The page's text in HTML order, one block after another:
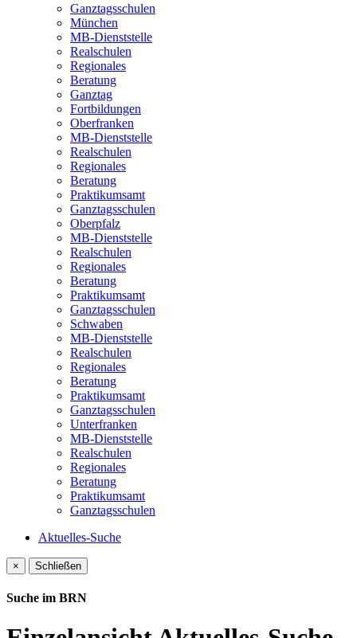
Ganztagsschulen
München
MB-Dienststelle
Realschulen
Regionales
Beratung
Ganztag
Fortbildungen
Oberfranken
MB-Dienststelle
Realschulen
Regionales
Beratung
Praktikumsamt
Ganztagsschulen
Oberpfalz
MB-Dienststelle
Realschulen
Regionales
Beratung
Praktikumsamt
Ganztagsschulen
Schwaben
MB-Dienststelle
Realschulen
Regionales
Beratung
Praktikumsamt
Ganztagsschulen
Unterfranken
MB-Dienststelle
Realschulen
Regionales
Beratung
Praktikumsamt
Ganztagsschulen
Aktuelles-Suche
× Schließen
Suche im BRN